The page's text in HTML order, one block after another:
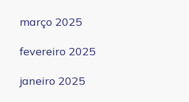
março 2025
fevereiro 2025
janeiro 2025